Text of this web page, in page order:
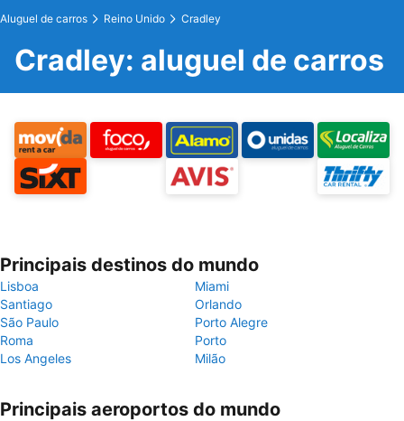
Aluguel de carros Reino Unido Cradley
Cradley: aluguel de carros
Principais destinos do mundo
Lisboa
Miami
Santiago
Orlando
São Paulo
Porto Alegre
Roma
Porto
Los Angeles
Milão
Principais aeroportos do mundo